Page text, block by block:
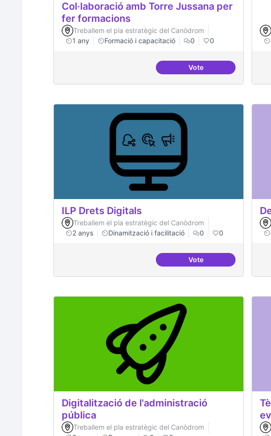
Col·laboració amb Torre Jussana per
fer formacions
Treballem el pla estratègic del Canòdrom
1 any
Formació i capacitació 0 0
VoteCol·laboració amb
ILP Drets Digitals
Treballem el pla estratègic del Canòdrom
2 anys
Dinamització i facilitació 0 0
VoteILP Drets Digitals
Digitalització de l'administració
pública
Treballem el pla estratègic del Canòdrom